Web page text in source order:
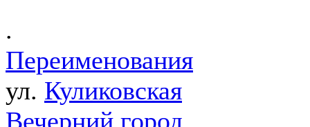
.
Переименования
ул. Куликовская
Вечерний город